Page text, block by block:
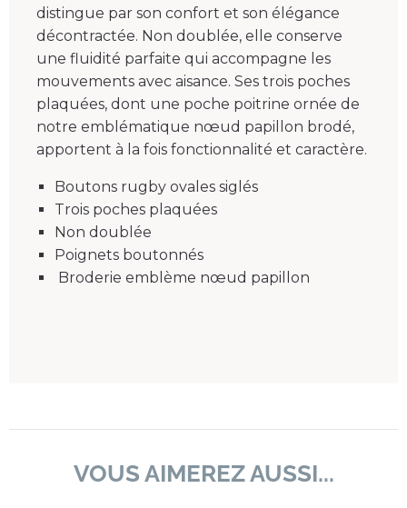
distingue par son confort et son élégance
décontractée. Non doublée, elle conserve
une fluidité parfaite qui accompagne les
mouvements avec aisance. Ses trois poches
plaquées, dont une poche poitrine ornée de
notre emblématique nœud papillon brodé,
apportent à la fois fonctionnalité et caractère.
Boutons rugby ovales siglés
Trois poches plaquées
Non doublée
Poignets boutonnés
Broderie emblème nœud papillon
VOUS AIMEREZ AUSSI...